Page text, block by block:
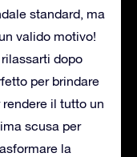
standard, ma
valido motivo!
dopo
per brindare
il tutto un
scusa per
la